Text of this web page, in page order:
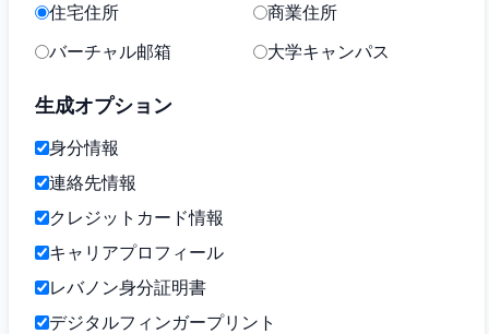
住宅住所
商業住所
バーチャル邮箱
大学キャンパス
生成オプション
身分情報
連絡先情報
クレジットカード情報
キャリアプロフィール
レバノン身分証明書
デジタルフィンガープリント